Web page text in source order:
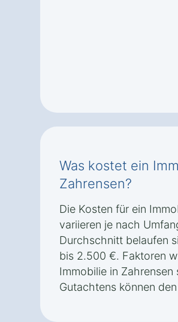
Was kostet ein
Zahrensen?
Die Kosten für ein
variieren je nach
Durchschnitt belaufen
bis 2.500 €. Faktoren
Immobilie in
Gutachtens können